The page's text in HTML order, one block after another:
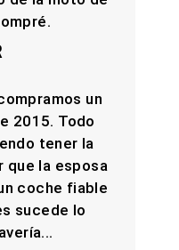
un
2015. Todo
tener la
que la esposa
coche fiable
sucede lo